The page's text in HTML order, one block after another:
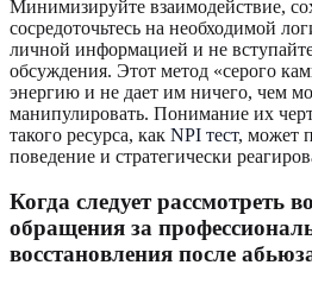
Минимизируйте взаимодействие,
сосредоточьтесь на необходимой
личной информацией и не
обсуждения. Этот метод «серого
энергию и не дает им ничего, чем
манипулировать. Понимание их
такого ресурса, как NPI тест, может
поведение и стратегически
Когда следует рассмотреть
обращения за
восстановления после